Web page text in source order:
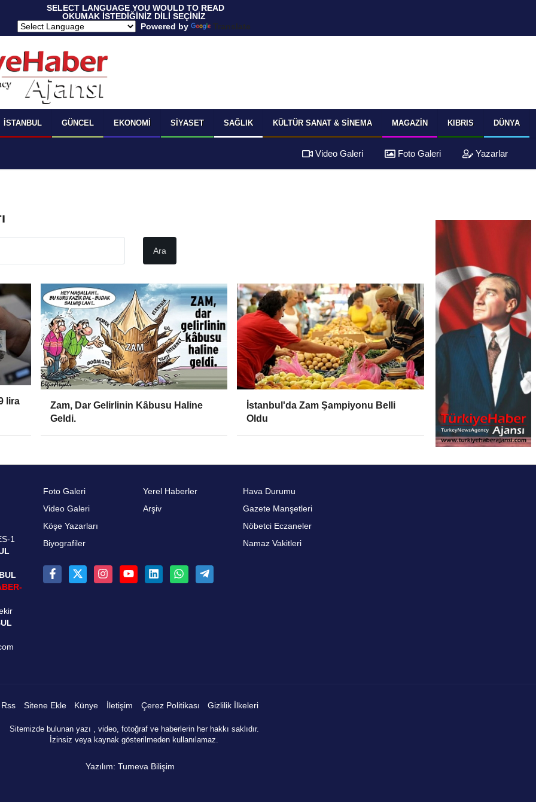
SELECT LANGUAGE YOU WOULD TO READ
OKUMAK İSTEDİĞİNİZ DİLİ SEÇİNİZ
Powered by
Translate
İSTANBUL GÜNCEL EKONOMI SIYASET SAĞLIK KÜLTÜR SANAT & SINEMA MAGAZIN KIBRIS DÜNYA
Video Galeri Foto Galeri Yazarlar
lira
Zam, Dar Gelirlinin Kâbusu Haline
Geldi.
İstanbul'da Zam Şampiyonu Belli
Oldu
1
Foto Galeri
Video Galeri
Köşe Yazarları
Biyografiler
Yerel Haberler
Arşiv
Hava Durumu
Gazete Manşetleri
Nöbetci Eczaneler
Namaz Vakitleri
Rss Sitene Ekle Künye İletişim Çerez Politikası Gizlilik İlkeleri
Sitemizde bulunan yazı , video, fotoğraf ve haberlerin her hakkı saklıdır.
İzinsiz veya kaynak gösterilmeden kullanılamaz.
Yazılım: Tumeva Bilişim